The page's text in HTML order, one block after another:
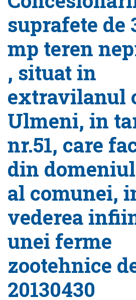
suprafete de
mp teren
, situat in
extravilanul
Ulmeni, in
nr.51, care
din
al comunei,
vederea
unei ferme
zootehnice
20130430